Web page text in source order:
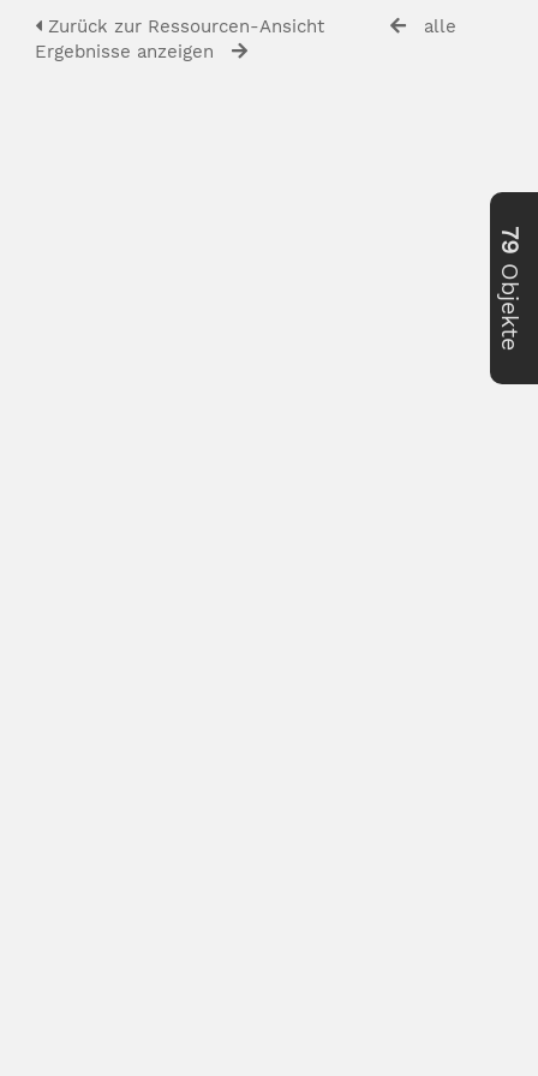
Zurück zur Ressourcen-Ansicht
alle
Ergebnisse anzeigen
79
Objekte